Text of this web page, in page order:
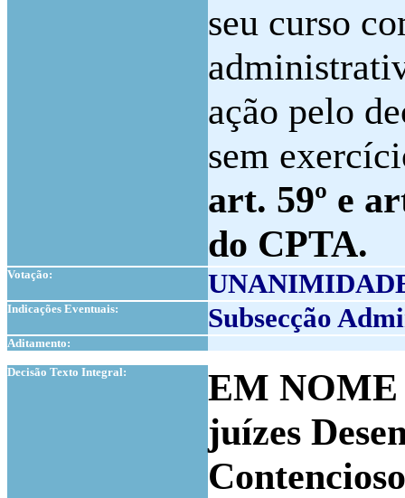
seu curso
ação pelo
sem
art. 59º e
do CPTA.
Votação:
Indicações Eventuais: Subsecção
Aditamento:
Decisão Texto Integral:
EM NOME
juízes